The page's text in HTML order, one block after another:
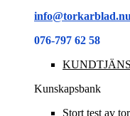
info@torkarblad.nu
076-797 62 58
Kunskapsbank
Stort test av